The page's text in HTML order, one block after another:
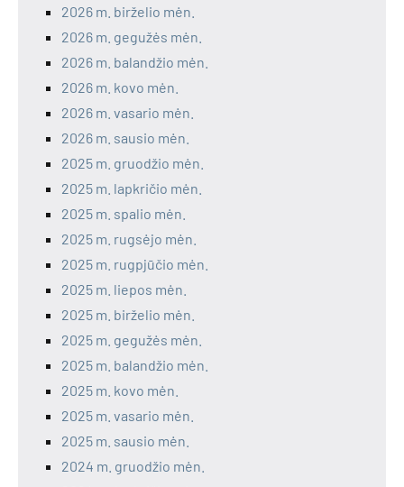
2026 m. birželio mėn.
2026 m. gegužės mėn.
2026 m. balandžio mėn.
2026 m. kovo mėn.
2026 m. vasario mėn.
2026 m. sausio mėn.
2025 m. gruodžio mėn.
2025 m. lapkričio mėn.
2025 m. spalio mėn.
2025 m. rugsėjo mėn.
2025 m. rugpjūčio mėn.
2025 m. liepos mėn.
2025 m. birželio mėn.
2025 m. gegužės mėn.
2025 m. balandžio mėn.
2025 m. kovo mėn.
2025 m. vasario mėn.
2025 m. sausio mėn.
2024 m. gruodžio mėn.